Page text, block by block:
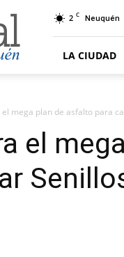
2 C Neuquén
LA CIUDAD
el mega plan de asfalto para
el